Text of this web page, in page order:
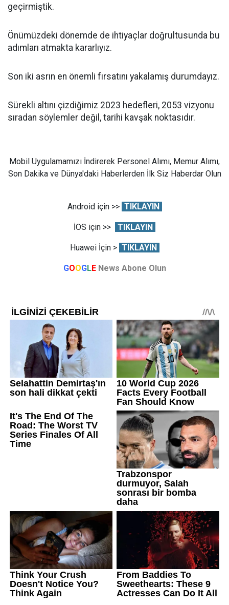
geçirmiştik.
Önümüzdeki dönemde de ihtiyaçlar doğrultusunda bu
adımları atmakta kararlıyız.
Son iki asrın en önemli fırsatını yakalamış durumdayız.
Sürekli altını çizdiğimiz 2023 hedefleri, 2053 vizyonu
sıradan söylemler değil, tarihi kavşak noktasıdır.
Mobil Uygulamamızı İndirerek Personel Alımı, Memur Alımı,
Son Dakika ve Dünya'daki Haberlerden İlk Siz Haberdar Olun
Android için >> TIKLAYIN
İOS için >> TIKLAYIN
Huawei İçin > TIKLAYIN
GOOGLE News Abone Olun